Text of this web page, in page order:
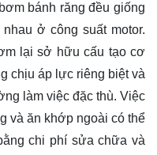
bánh răng đều giống
nhau ở công suất motor.
lại sở hữu cấu tạo cơ
chịu áp lực riêng biệt và
làm việc đặc thù. Việc
và ăn khớp ngoài có thể
chi phí sửa chữa và